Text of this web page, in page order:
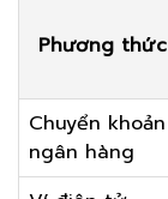
Phương thức
Chuyển khoản
ngân hàng